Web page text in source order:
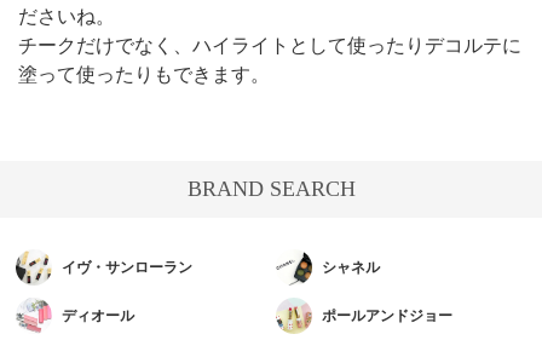
ださいね。
チークだけでなく、ハイライトとして使ったりデコルテに
塗って使ったりもできます。
BRAND SEARCH
イヴ・サンローラン シャネル
ディオール ポールアンドジョー